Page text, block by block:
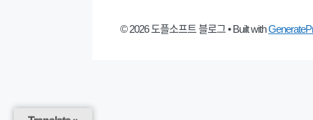
© 2026 도플소프트 블로그• Built with